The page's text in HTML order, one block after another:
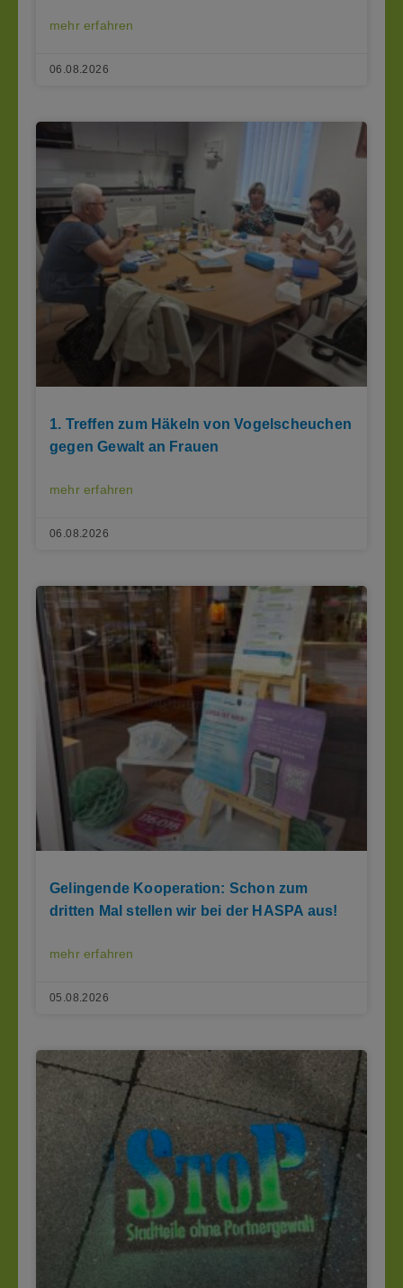
mehr erfahren
06.08.2026
1. Treffen zum Häkeln von Vogelscheuchen
gegen Gewalt an Frauen
mehr erfahren
06.08.2026
Gelingende Kooperation: Schon zum
dritten Mal stellen wir bei der HASPA aus!
mehr erfahren
05.08.2026